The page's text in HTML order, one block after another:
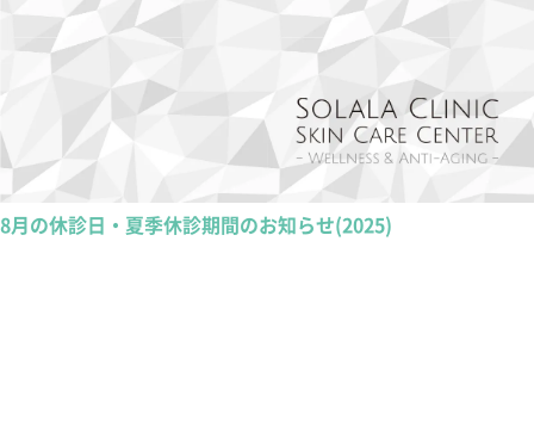
8月の休診日・夏季休診期間のお知らせ(2025)